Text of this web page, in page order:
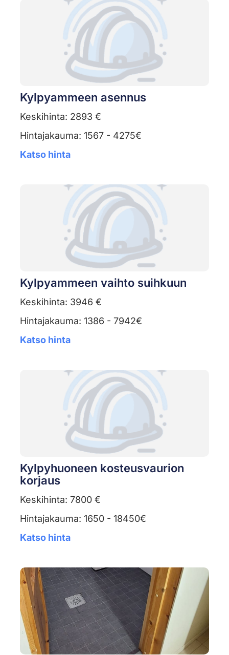
Kylpyammeen asennus
Keskihinta: 2893 €
Hintajakauma: 1567 - 4275€
Katso hinta
Kylpyammeen vaihto suihkuun
Keskihinta: 3946 €
Hintajakauma: 1386 - 7942€
Katso hinta
Kylpyhuoneen kosteusvaurion
korjaus
Keskihinta: 7800 €
Hintajakauma: 1650 - 18450€
Katso hinta